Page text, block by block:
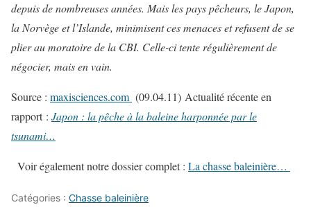
depuis de nombreuses années. Mais les pays pêcheurs, le Japon,
la Norvège et l’Islande, minimisent ces menaces et refusent de se
plier au moratoire de la CBI. Celle-ci tente régulièrement de
négocier, mais en vain.
Source : maxisciences.com (09.04.11) Actualité récente en
rapport : Japon : la pêche à la baleine harponnée par le
tsunami…
Voir également notre dossier complet : La chasse baleinière…
Catégories : Chasse baleinière